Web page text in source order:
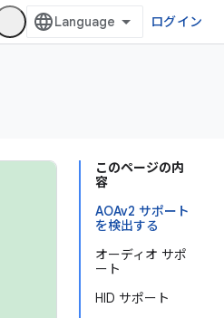
ログイン
このページの内
容
AOAv2 サポート
を検出する
オーディオ サポ
ート
HID サポート